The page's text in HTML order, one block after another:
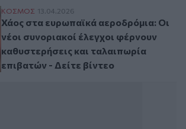
Χάος στα ευρωπαϊκά αεροδρόμια: Oι
ΚΟΣΜΟΣ 13.04.2026
Χάος στα ευρωπαϊκά αεροδρόμια: Oι
νέοι συνοριακοί έλεγχοι φέρνουν
καθυστερήσεις και ταλαιπωρία
επιβατών - Δείτε βίντεο